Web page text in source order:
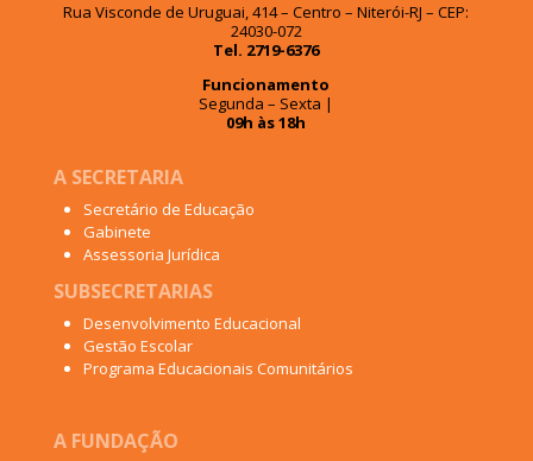
Rua Visconde de Uruguai, 414 – Centro – Niterói-RJ – CEP:
24030-072
Tel. 2719-6376
Funcionamento
Segunda – Sexta |
09h às 18h
A SECRETARIA
Secretário de Educação
Gabinete
Assessoria Jurídica
SUBSECRETARIAS
Desenvolvimento Educacional
Gestão Escolar
Programa Educacionais Comunitários
A FUNDAÇÃO